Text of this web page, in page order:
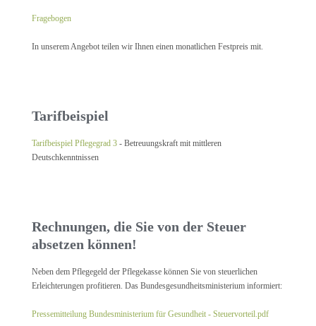
Fragebogen
In unserem Angebot teilen wir Ihnen einen monatlichen Festpreis mit.
Tarifbeispiel
Tarifbeispiel Pflegegrad 3 - Betreuungskraft mit mittleren
Deutschkenntnissen
Rechnungen, die Sie von der Steuer
absetzen können!
Neben dem Pflegegeld der Pflegekasse können Sie von steuerlichen
Erleichterungen profitieren. Das Bundesgesundheitsministerium informiert:
Pressemitteilung Bundesministerium für Gesundheit - Steuervorteil.pdf